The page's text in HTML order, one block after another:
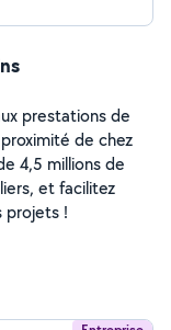
prestations de
de chez
4,5 millions de
et facilitez
projets !